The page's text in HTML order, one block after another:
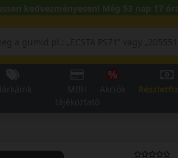
kedvezményesen! Még 53 nap 17